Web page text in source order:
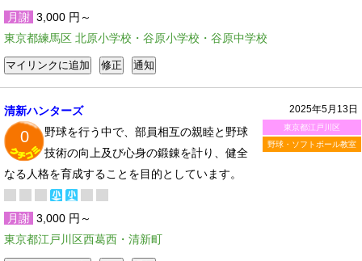
月謝 3,000 円～
東京都練馬区 北原小学校・谷原小学校・谷原中学校
2025年5月13日
東京都江戸川区
野球・ソフトボール教室
清新ハンターズ
0
野球を行う中で、部員相互の親睦と野球
技術の向上及び心身の鍛錬を計り、健全
なる人格を育成することを目的としています。
月謝 3,000 円～
東京都江戸川区西葛西・清新町